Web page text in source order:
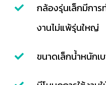
กล้องรุ่นเล็กมีการ
งานไม่แพ้รุ่นใหญ่
ขนาดเล็กน้ำหนักเ